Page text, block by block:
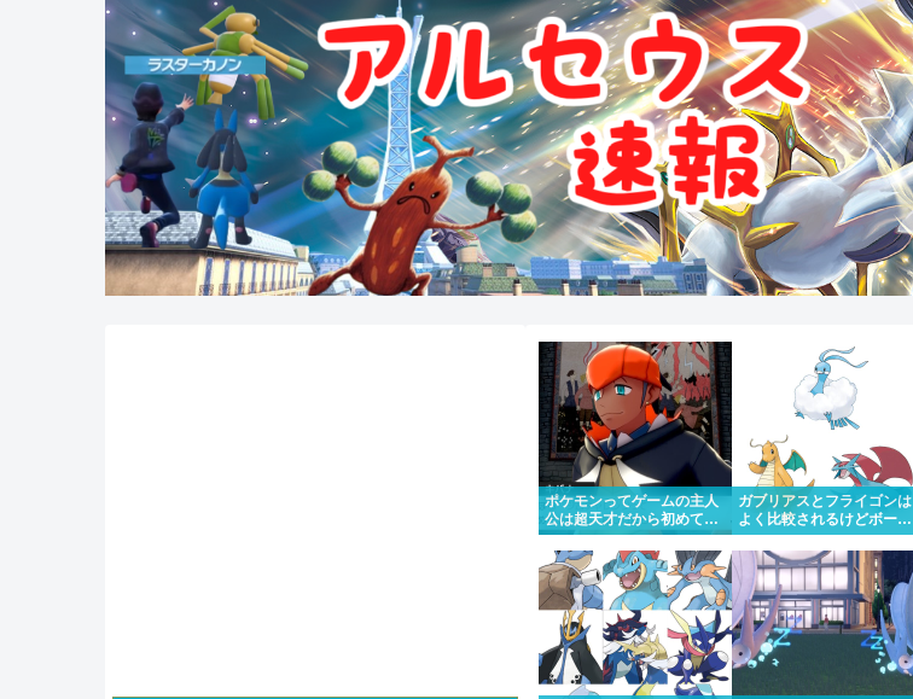
ポケモンってゲームの主人
公は超天才だから初めて出
場したポケモンリーグもさ
くっと優勝しちゃうけど…
ガブリアスとフライゴンは
よく比較されるけどボーマ
ンダやカイリューとチルタ
リスってあんまり比較され
ないよね